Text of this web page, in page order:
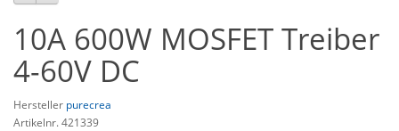
10A 600W MOSFET Treiber
4-60V DC
Hersteller purecrea
Artikelnr. 421339